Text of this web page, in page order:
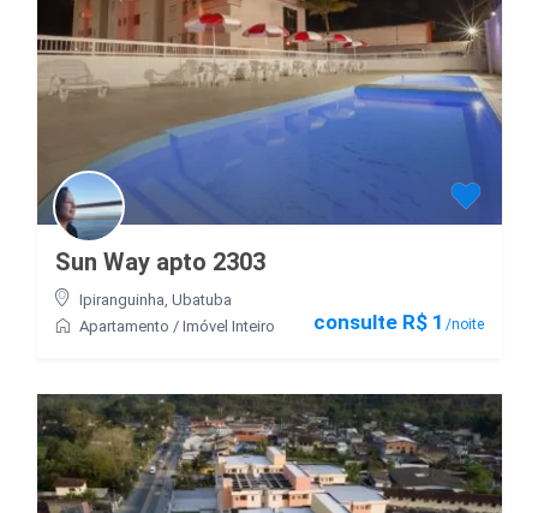
consulte R$ 1 /noite
Sun Way apto 2303
Ipiranguinha Ubatuba
Apartamento / Imóvel Inteiro